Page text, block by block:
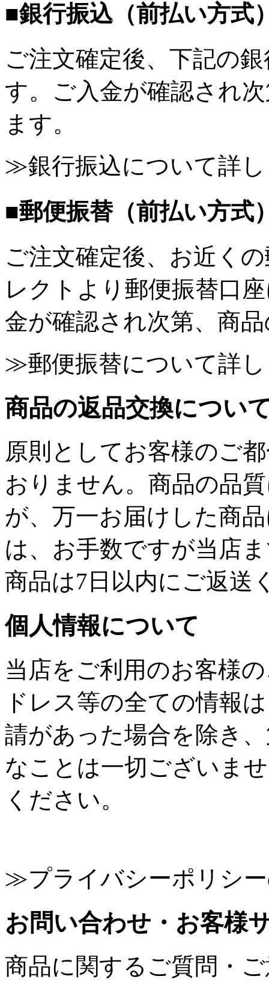
■銀行振込（前払い方式
ご注文確定後、下記の
す。ご入金が確認され
ます。
≫銀行振込について詳
■郵便振替（前払い方式
ご注文確定後、お近く
レクトより郵便振替口
金が確認され次第、商
≫郵便振替について詳
商品の返品交換につい
原則としてお客様のご
おりません。商品の品
が、万一お届けした商
は、お手数ですが当店
商品は7日以内にご返送
個人情報について
当店をご利用のお客様
ドレス等の全ての情報
請があった場合を除き
なことは一切ございま
ください。
≫プライバシーポリシ
お問い合わせ・お客様
商品に関するご質問・